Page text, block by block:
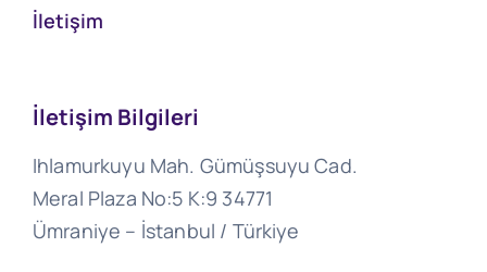
İletişim
İletişim Bilgileri
Ihlamurkuyu Mah. Gümüşsuyu Cad.
Meral Plaza No:5 K:9 34771
Ümraniye – İstanbul / Türkiye